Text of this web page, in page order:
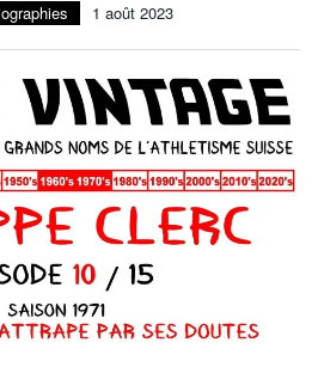
!
!
?
GENÈVE
JURA
| VAUD
1 août 2023